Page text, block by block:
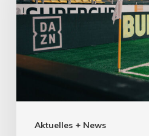
Aktuelles + News